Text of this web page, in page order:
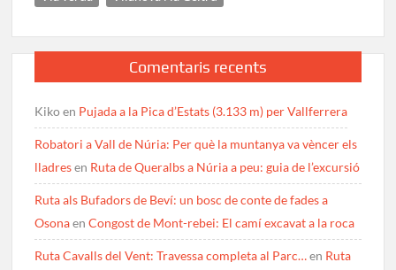
Comentaris recents
Kikoen Pujada a la Pica d’Estats (3.133 m) per Vallferrera
Robatori a Vall de Núria: Per què la muntanya va vèncer els
lladresen Ruta de Queralbs a Núria a peu: guia de l’excursió
Ruta als Bufadors de Beví: un bosc de conte de fades a
OsonaenCongost de Mont-rebei: El camí excavat a la roca
Ruta Cavalls del Vent: Travessa completa al Parc…en Ruta